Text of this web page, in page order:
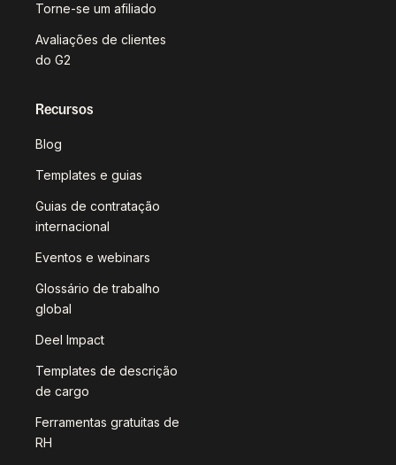
Torne-se um afiliado
Avaliações de clientes
do G2
Recursos
Blog
Templates e guias
Guias de contratação
internacional
Eventos e webinars
Glossário de trabalho
global
Deel Impact
Templates de descrição
de cargo
Ferramentas gratuitas de
RH